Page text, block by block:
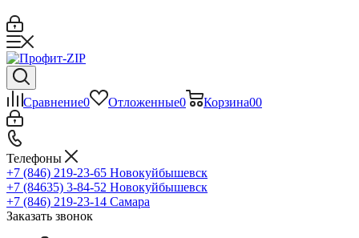
Сравнение0 Отложенные0 Корзина00
Телефоны
+7 (846) 219-23-65 Новокуйбышевск
+7 (84635) 3-84-52 Новокуйбышевск
+7 (846) 219-23-14 Самара
Заказать звонок